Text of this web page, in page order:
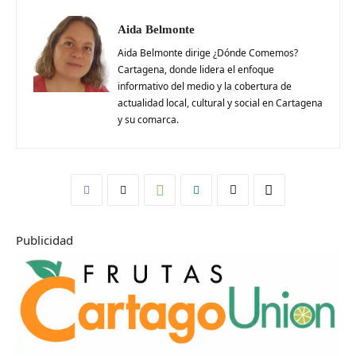
Aida Belmonte
Aida Belmonte dirige ¿Dónde Comemos?
Cartagena, donde lidera el enfoque
informativo del medio y la cobertura de
actualidad local, cultural y social en Cartagena
y su comarca.
Publicidad